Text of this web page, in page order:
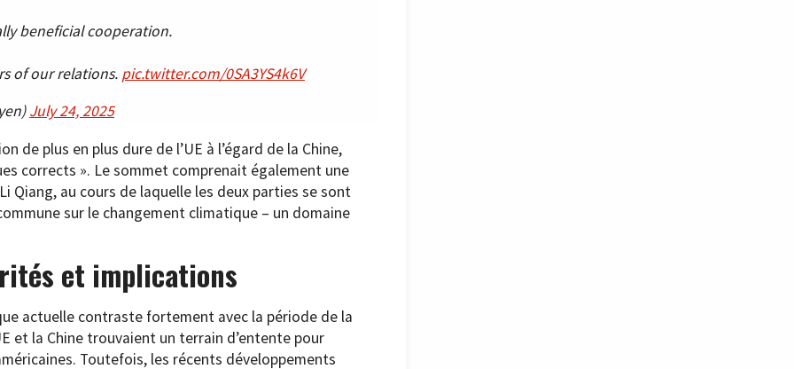
beneficial cooperation.
of our relations. pic.twitter.com/0SA3YS4k6V
July 24, 2025
de plus en plus dure de l’UE à l’égard de la Chine,
corrects ». Le sommet comprenait également une
Qiang, au cours de laquelle les deux parties se sont
sur le changement climatique – un domaine
et implications
actuelle contraste fortement avec la période de la
et la Chine trouvaient un terrain d’entente pour
Toutefois, les récents développements